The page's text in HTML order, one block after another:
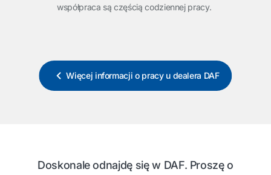
współpraca są częścią codziennej pracy.
Więcej informacji o pracy u dealera DAF
Doskonale odnajdę się w DAF. Proszę o